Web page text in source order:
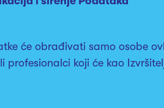
će obrađivati samo osobe
profesionalci koji će kao